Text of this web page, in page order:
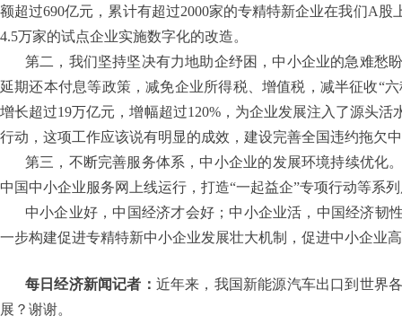
额超过690亿元，累计有超过2000家的专精特新企业在我们A
4.5万家的试点企业实施数字化的改造。
第二，我们坚持坚决有力地助企纾困，中小企业的急难愁
延期还本付息等政策，减免企业所得税、增值税，减半征收“
增长超过19万亿元，增幅超过120%，为企业发展注入了源头
行动，这项工作应该说有明显的成效，建设完善全国违约拖欠
第三，不断完善服务体系，中小企业的发展环境持续优化
中国中小企业服务网上线运行，打造“一起益企”专项行动等系
中小企业好，中国经济才会好；中小企业活，中国经济韧
一步构建促进专精特新中小企业发展壮大机制，促进中小企业
每日经济新闻记者： 近年来，我国新能源汽车出口到世界
展？谢谢。